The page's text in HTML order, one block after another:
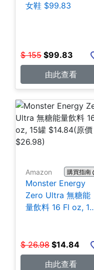
女鞋 $99.83
$ 155 $99.83
由此查看
Amazon 購買指南
Monster Energy
Zero Ultra 無糖能
量飲料 16 Fl oz, 15
$ 26.98 $14.84
由此查看